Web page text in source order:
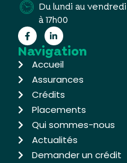
Du lundi au
à 17h00
Navigation
Accueil
Assurances
Crédits
Placements
Qui sommes-nous
Actualités
Demander un crédit